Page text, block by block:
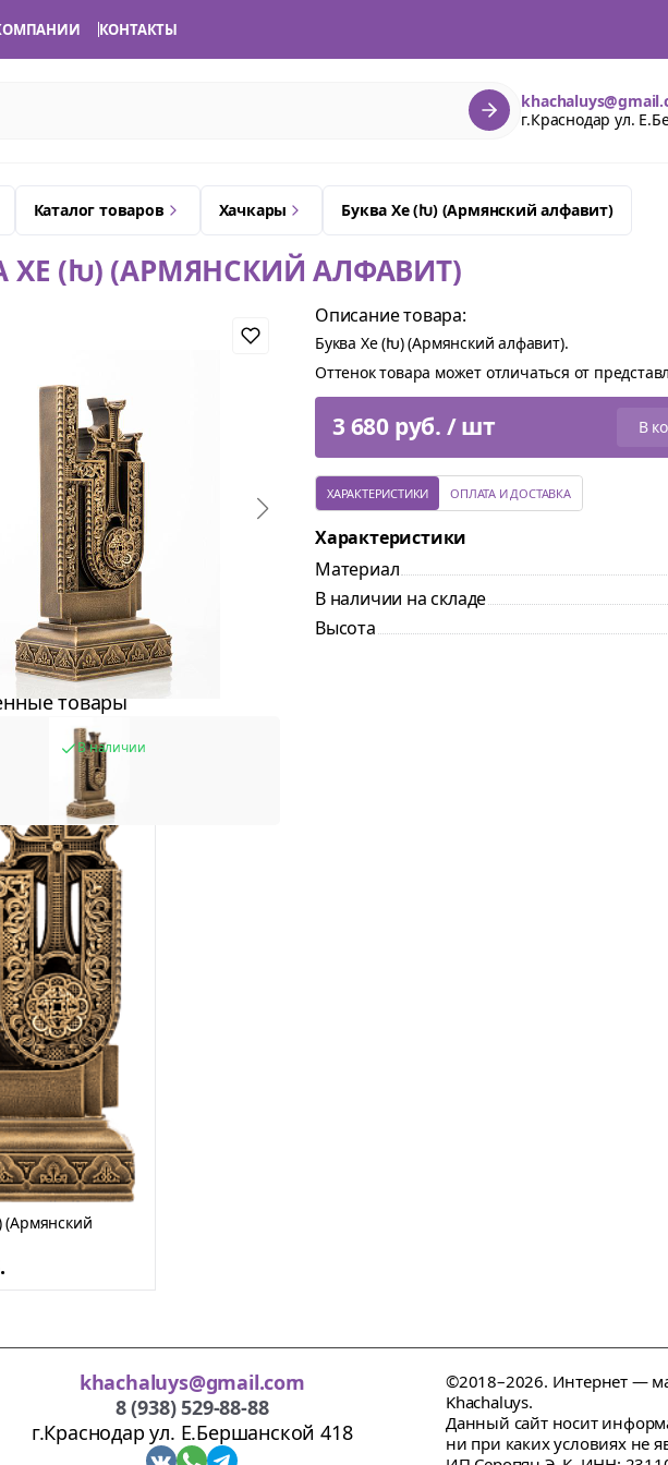
КОНТАКТЫ
г.Краснодар ул.
Каталог товаров Хачкары Буква Хе (Խ) (Армянский алфавит)
ХЕ (Խ) (АРМЯНСКИЙ АЛФАВИТ)
Описание товара:
Буква Хе (Խ) (Армянский алфавит).
Оттенок товара может отличаться от
3 680 руб. / шт В
ХАРАКТЕРИСТИКИ ОПЛАТА И ДОСТАВКА
Характеристики
Материал
В наличии на складе
Высота
товары
В наличии
(Армянский
khachaluys@gmail.com
8 (938) 529-88-88
г.Краснодар ул. Е.Бершанской 418
©2018–2026. Интернет —
Khachaluys.
Данный сайт носит
ни при каких условиях не